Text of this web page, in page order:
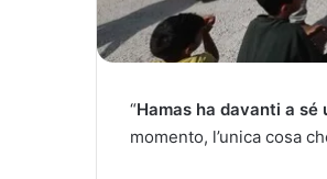
“Hamas ha davanti a
momento, l’unica cosa